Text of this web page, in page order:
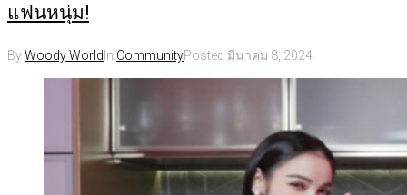
แฟนหนุ่ม!
ByWoody WorldIn CommunityPosted มีนาคม 8, 2024